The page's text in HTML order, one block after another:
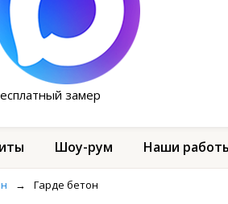
замер
Шоу-рум Наши
→ Гарде бетон